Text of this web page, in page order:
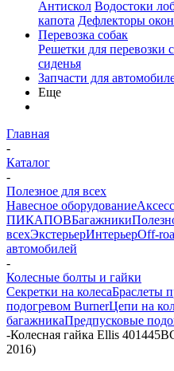
Антискол Водостоки
капота Дефлекторы окон
Перевозка собак
Решетки для перевозки
сиденья
Запчасти для
Еще
Главная
-
Каталог
-
Полезное для всех
Навесное оборудование
ПИКАПОВБагажники
всехЭкстерьерИнтерьерOff-
автомобилей
-
Колесные болты и гайки
Секретки на колесаБраслеты
подогревом BurnerЦепи на
багажникаПредпусковые
-Колесная гайка Ellis
2016)